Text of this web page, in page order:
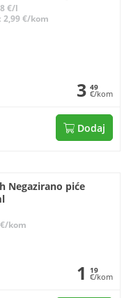
€/l
2,99 €/kom
3 49
€/kom
Dodaj
Negazirano piće
kom
1 19
€/kom